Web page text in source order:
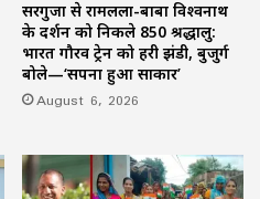
सरगुजा से रामलला-बाबा विश्वनाथ
के दर्शन को निकले 850 श्रद्धालु:
भारत गौरव ट्रेन को हरी झंडी, बुजुर्ग
बोले—‘सपना हुआ साकार’
August 6, 2026